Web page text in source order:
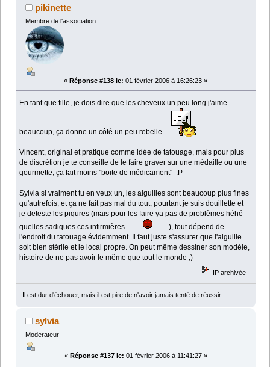
pikinette
Membre de l'association
« Réponse #138 le: 01 février 2006 à 16:26:23 »
En tant que fille, je dois dire que les cheveux un peu long j'aime
beaucoup, ça donne un côté un peu rebelle
Vincent, original et pratique comme idée de tatouage, mais pour plus
de discrétion je te conseille de le faire graver sur une médaille ou une
gourmette, ça fait moins "boite de médicament" :P
Sylvia si vraiment tu en veux un, les aiguilles sont beaucoup plus fines
qu'autrefois, et ça ne fait pas mal du tout, pourtant je suis douillette et
je deteste les piqures (mais pour les faire ya pas de problèmes héhé
quelles sadiques ces infirmières
), tout dépend de
l'endroit du tatouage évidemment. Il faut juste s'assurer que l'aiguille
soit bien stérile et le local propre. On peut même dessiner son modèle,
histoire de ne pas avoir le même que tout le monde ;)
IP archivée
Il est dur d'échouer, mais il est pire de n'avoir jamais tenté de réussir ...
sylvia
Moderateur
« Réponse #137 le: 01 février 2006 à 11:41:27 »